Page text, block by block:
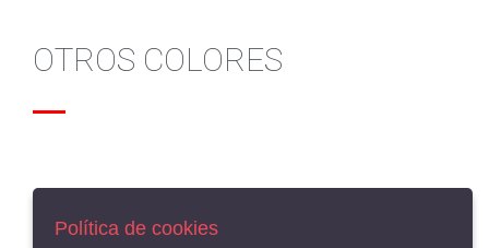
OTROS COLORES
Política de cookies